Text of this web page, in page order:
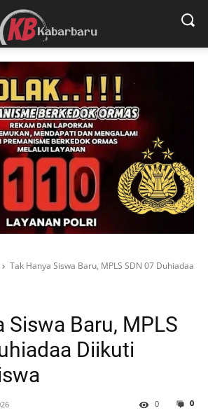
Tak Hanya Siswa Baru, MPLS SDN 07 Duhiadaa
Siswa Baru, MPLS
Diikuti
0
0